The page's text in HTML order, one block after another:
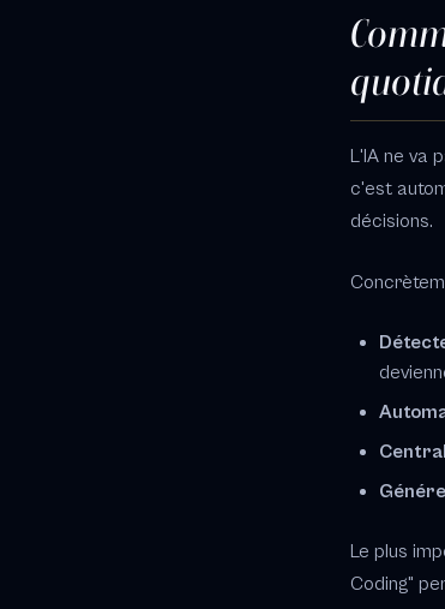
L'IA ne va
c'est
décisions.
Le plus
Coding"